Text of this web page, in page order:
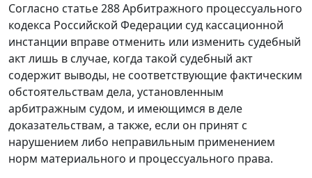
Согласно статье 288Арбитражного процессуального
кодекса Российской Федерации суд кассационной
инстанции вправе отменить или изменить судебный
акт лишь в случае, когда такой судебный акт
содержит выводы, не соответствующие фактическим
обстоятельствам дела, установленным
арбитражным судом, и имеющимся в деле
доказательствам, а также, если он принят с
нарушением либо неправильным применением
норм материального и процессуального права.